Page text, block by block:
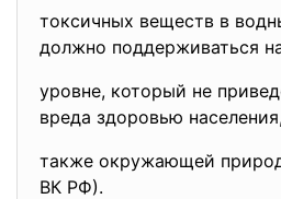
токсичных веществ в
должно поддерживаться
уровне, который не
вреда здоровью
также окружающей
ВК РФ).